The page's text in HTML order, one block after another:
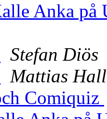
Anka på
Stefan Diös
Mattias
Comiquiz